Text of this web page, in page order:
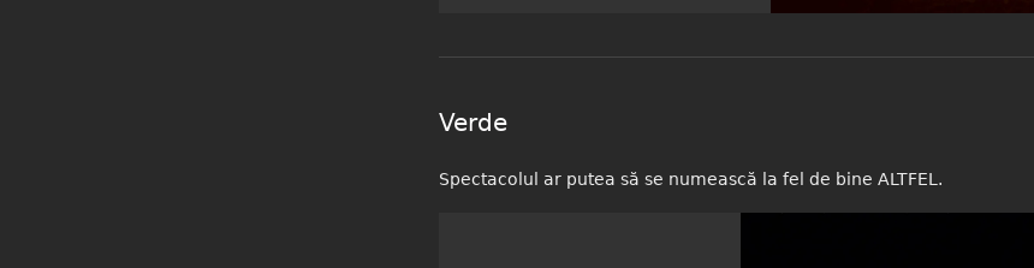
Verde
Spectacolul ar putea să se numească la fel de bine ALTFEL.